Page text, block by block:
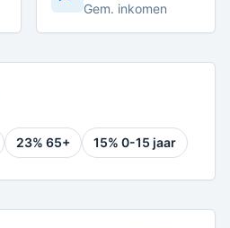
Gem. inkomen
23% 65+ 15% 0-15 jaar